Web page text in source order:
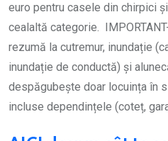
euro pentru casele din chirpici
cealaltă categorie.
rezumă la cutremur, inundație
inundație de conductă) și
despăgubește doar locuința în
incluse dependințele (coteț,